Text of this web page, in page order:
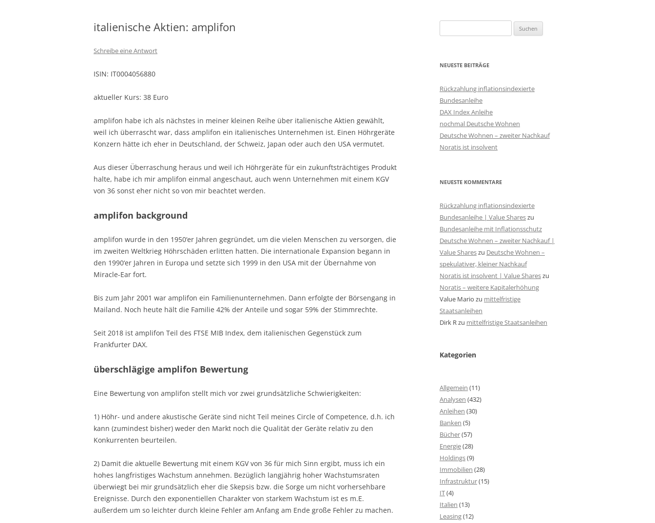
italienische Aktien: amplifon
Schreibe eine Antwort
ISIN: IT0004056880
aktueller Kurs: 38 Euro
amplifon habe ich als nächstes in meiner kleinen Reihe über italienische Aktien gewählt,
weil ich überrascht war, dass amplifon ein italienisches Unternehmen ist. Einen Höhrgeräte
Konzern hätte ich eher in Deutschland, der Schweiz, Japan oder auch den USA vermutet.
Aus dieser Überraschung heraus und weil ich Höhrgeräte für ein zukunftsträchtiges Produkt
halte, habe ich mir amplifon einmal angeschaut, auch wenn Unternehmen mit einem KGV
von 36 sonst eher nicht so von mir beachtet werden.
amplifon background
amplifon wurde in den 1950‘er Jahren gegründet, um die vielen Menschen zu versorgen, die
im zweiten Weltkrieg Höhrschäden erlitten hatten. Die internationale Expansion begann in
den 1990‘er Jahren in Europa und setzte sich 1999 in den USA mit der Übernahme von
Miracle-Ear fort.
Bis zum Jahr 2001 war amplifon ein Familienunternehmen. Dann erfolgte der Börsengang in
Mailand. Noch heute hält die Familie 42% der Anteile und sogar 59% der Stimmrechte.
Seit 2018 ist amplifon Teil des FTSE MIB Index, dem italienischen Gegenstück zum
Frankfurter DAX.
überschlägige amplifon Bewertung
Eine Bewertung von amplifon stellt mich vor zwei grundsätzliche Schwierigkeiten:
1) Höhr- und andere akustische Geräte sind nicht Teil meines Circle of Competence, d.h. ich
kann (zumindest bisher) weder den Markt noch die Qualität der Geräte relativ zu den
Konkurrenten beurteilen.
2) Damit die aktuelle Bewertung mit einem KGV von 36 für mich Sinn ergibt, muss ich ein
hohes langfristiges Wachstum annehmen. Bezüglich langjährig hoher Wachstumsraten
überwiegt bei mir grundsätzlich eher die Skepsis bzw. die Sorge um nicht vorhersehbare
Ereignisse. Durch den exponentiellen Charakter von starkem Wachstum ist es m.E.
außerdem um so leichter durch kleine Fehler am Anfang am Ende große Fehler zu machen.
nach:
NEUESTE BEITRÄGE
Rückzahlung inflationsindexierte
Bundesanleihe
DAX Index Anleihe
nochmal Deutsche Wohnen
Deutsche Wohnen – zweiter Nachkauf
Noratis ist insolvent
NEUESTE KOMMENTARE
Rückzahlung inflationsindexierte
Bundesanleihe | Value Shareszu
Bundesanleihe mit Inflationsschutz
Deutsche Wohnen – zweiter Nachkauf |
Value Shareszu Deutsche Wohnen –
spekulativer, kleiner Nachkauf
Noratis ist insolvent | Value Shareszu
Noratis – weitere Kapitalerhöhung
Value Mario zu mittelfristige
Staatsanleihen
Dirk Rzu mittelfristige Staatsanleihen
Kategorien
Allgemein (11)
Analysen (432)
Anleihen (30)
Banken (5)
Bücher(57)
Energie(28)
Holdings(9)
Immobilien (28)
Infrastruktur(15)
IT(4)
Italien (13)
Leasing(12)